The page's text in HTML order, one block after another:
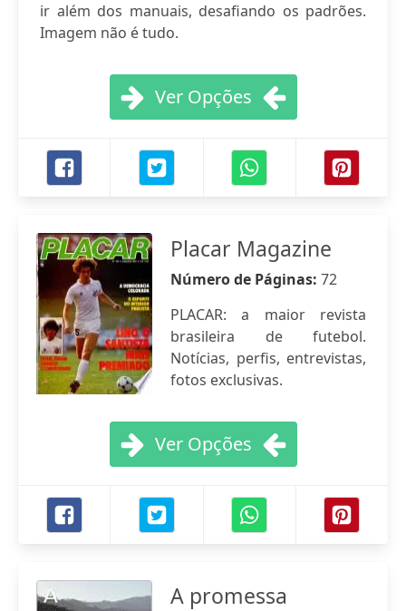
ir além dos manuais, desafiando os padrões.
Imagem não é tudo.
Ver Opções
Placar Magazine
Número de Páginas: 72
PLACAR: a maior revista
brasileira de futebol.
Notícias, perfis, entrevistas,
fotos exclusivas.
Ver Opções
A promessa